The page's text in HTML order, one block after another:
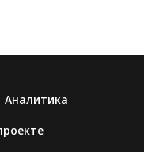
Аналитика